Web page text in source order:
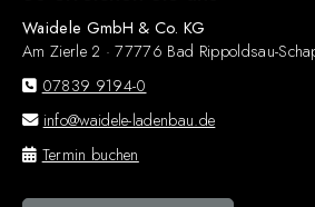
Waidele GmbH & Co. KG
Am Zierle 2 · 77776 Bad Rippoldsau-
07839 9194-0
info@waidele-ladenbau.de
Termin buchen